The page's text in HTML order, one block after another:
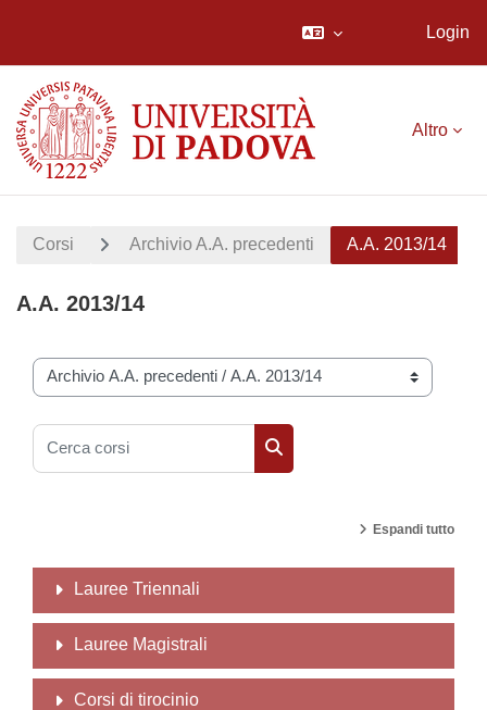
Login
Altro
Corsi Archivio A.A. precedenti A.A. 2013/14
A.A. 2013/14
Categorie di corso
Cerca corsi
Cerca corsi
Espandi tutto
Lauree Triennali
Lauree Magistrali
Corsi di tirocinio